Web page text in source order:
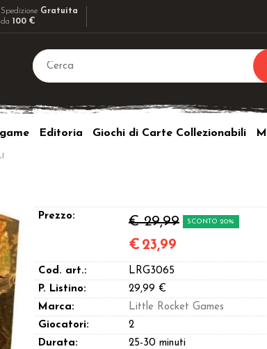
Spedizione Gratuita
da100 €
Editoria Giochi di Carte Collezionabili
Prezzo: € 29,99 SCONTO 20%
€ 23,99
Cod. art.:
LRG3065
P. Listino:
29,99 €
Marca:
Little Rocket Games
Giocatori:
2
Durata:
25-30 minuti